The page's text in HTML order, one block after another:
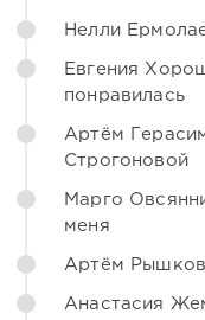
Нелли
Евгения
понравилась
Артём
Строгоновой
Марго
меня
Артём
Анастасия